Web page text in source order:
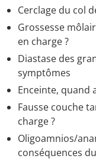
Cerclage du col
Grossesse
en charge ?
Diastase des
symptômes
Enceinte, quand
Fausse couche
charge ?
Oligoamnios/
conséquences